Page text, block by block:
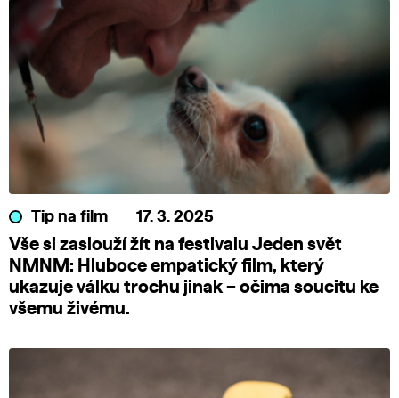
Tip na film 17. 3. 2025
Vše si zaslouží žít na festivalu Jeden svět
NMNM: Hluboce empatický film, který
ukazuje válku trochu jinak – očima soucitu ke
všemu živému.